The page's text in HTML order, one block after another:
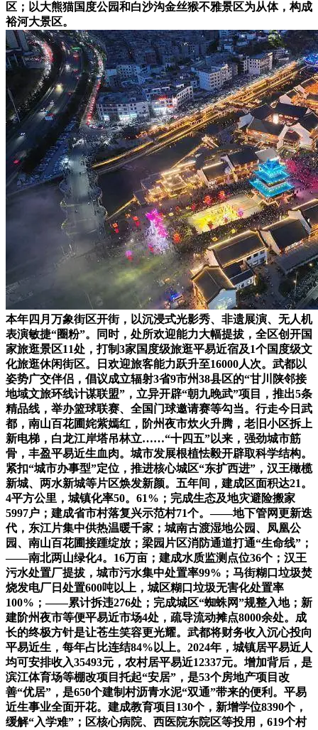
区；以大熊猫国度公园和白沙沟金丝猴不雅景区为从体，构成
裕河大景区。
本年四月万象街区开街，以沉浸式光影秀、非遗展演、无人机
表演敏捷“圈粉”。同时，处所欢迎能力大幅提拔，全区创开国
家旅逛景区11处，打制3家国度级旅逛平易近宿及1个国度级文
化旅逛休闲街区。日欢迎旅客能力跃升至16000人次。武都以
姿势广交伴侣，倡议成立辐射3省9市州38县区的“甘川陕邻接
地域文旅环线计谋联盟”，立异开辟“朝九晚武”项目，推出5条
精品线，举办篮球联赛、全国门球邀请赛等勾当。行走今日武
都，南山百花圃姹紫嫣红，阶州夜市炊火升腾，老旧小区拆上
新电梯，白龙江岸塔吊林立……“十四五”以来，强劲城市筋
骨，丰盈平易近生血肉。城市发展根植怯毅开辟取科学结构。
紧扣“城市办事型”定位，推进核心城区“东扩西进”，汉王橄榄
新城、两水新城等片区焕发新颜。五年间，建成区面积达21。
4平方公里，城镇化率50。61%；完成生态及地灾避险搬家
5997户；建成省市村落复兴示范村71个。——地下管网更新迭
代，东江片集中供热温暖千家；城南古渡湿地公园、凤凰公
园、南山百花圃接踵绽放；梁园片区消防通道打通“生命线”；
——南北两山绿化4。16万亩；建成水质监测点位36个；汉王
污水处置厂提拔，城市污水集中处置率99%；马街糊口垃圾焚
烧发电厂日处置600吨以上，城区糊口垃圾无害化处置率
100%；——累计拆违276处；完成城区“蜘蛛网”规整入地；新
建阶州夜市等便平易近市场4处，疏导流动摊点8000余处。成
长的终极方针是让苍生笑容更光耀。武都将财务收入沉心投向
平易近生，每年占比连结84%以上。2024年，城镇居平易近人
均可安排收入35493元，农村居平易近12337元。增加背后，是
滨江体育场等棚改项目托起“安居”，是53个房地产项目改
善“优居”，是650个建制村沥青水泥“双通”带来的便利。平易
近生事业全面开花。建成教育项目130个，新增学位8390个，
缓解“入学难”；区核心病院、西医院东院区等投用，619个村